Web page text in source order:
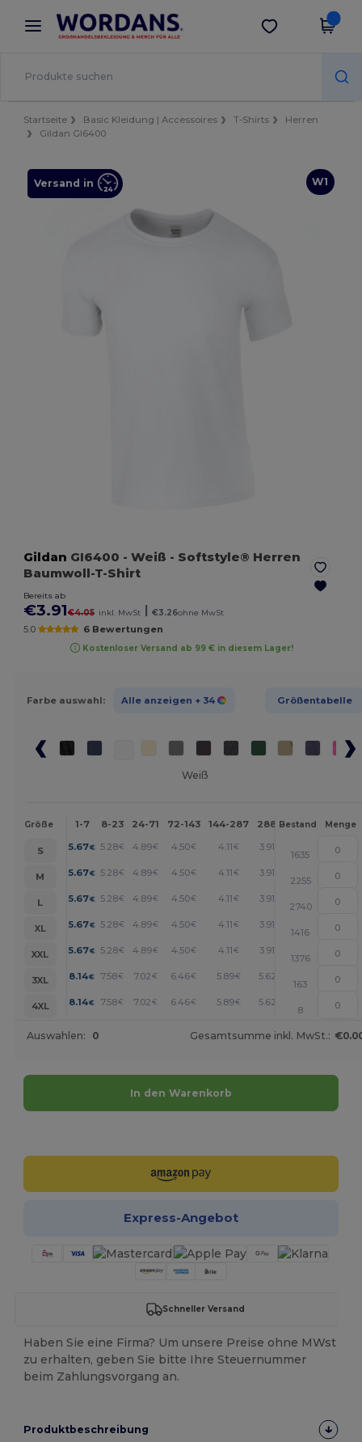
× Wordans App
Bessere Preise in der App!
App holen
Startseite Basic Kleidung | Accessoires T-Shirts
Herren
Gildan GI6400
W1
Versand in
Gildan GI6400 - Weiß - Softstyle® Herren
Baumwoll-T-Shirt
Bereits ab
€3.91€4.05 inkl. MwSt | €3.26ohne MwSt
5.0 6 Bewertungen
Kostenloser Versand ab 99 € in diesem Lager!
Farbe auswahl: Alle anzeigen + 34 Größentabelle
Weiß
Größe 1-7 8-23 24-71 72-143 144-287 288 + Mehr
Bestand Menge
S 5.67€ 5.28€ 4.89€ 4.50€ 4.11€ 3.91 +
1635
M
5.67€ 5.28€ 4.89€ 4.50€ 4.11€ 3.91 +
2255
L
5.67€ 5.28€ 4.89€ 4.50€ 4.11€ 3.91 +
2740
XL
5.67€ 5.28€ 4.89€ 4.50€ 4.11€ 3.91 +
1416
XXL
5.67€ 5.28€ 4.89€ 4.50€ 4.11€ 3.91 +
1376
3XL
8.14€ 7.58€ 7.02€ 6.46€ 5.89€ 5.62 +
163
4XL
8.14€ 7.58€ 7.02€ 6.46€ 5.89€ 5.62 +
8
Auswahlen: 0 Gesamtsumme inkl. MwSt.:
In den Warenkorb
Express-Angebot
Schneller Versand
Haben Sie eine Firma? Um unsere Preise ohne MWst
zu erhalten, geben Sie bitte Ihre Steuernummer
beim Zahlungsvorgang an.
Produktbeschreibung